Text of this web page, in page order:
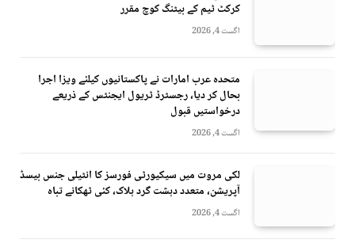
کرکٹ ٹیم کے بیٹنگ کوچ مقرر
اگست 4, 2026
متحدہ عرب امارات نے پاکستانیوں کیلئے ویزا اجرا
بحال کر دیا، رجسٹرڈ ٹریول ایجنٹس کے ذریعے
درخواستیں قبول
اگست 4, 2026
لکی مروت میں سیکیورٹی فورسز کا انٹیلی جنس بیسڈ
آپریشن، متعدد دہشت گرد ہلاک، کئی ٹھکانے تباہ
اگست 4, 2026